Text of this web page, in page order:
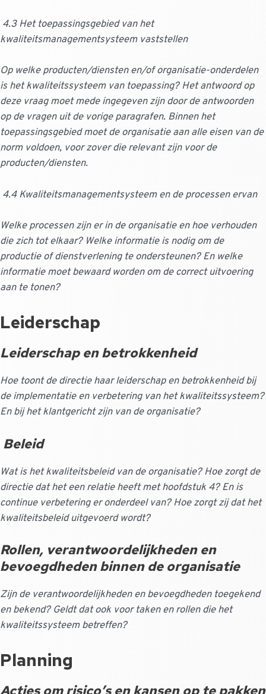
4.3 Het toepassingsgebied van het
kwaliteitsmanagementsysteem vaststellen
Op welke producten/diensten en/of organisatie-onderdelen
is het kwaliteitssysteem van toepassing? Het antwoord op
deze vraag moet mede ingegeven zijn door de antwoorden
op de vragen uit de vorige paragrafen. Binnen het
toepassingsgebied moet de organisatie aan alle eisen van de
norm voldoen, voor zover die relevant zijn voor de
producten/diensten.
4.4 Kwaliteitsmanagementsysteem en de processen ervan
Welke processen zijn er in de organisatie en hoe verhouden
die zich tot elkaar? Welke informatie is nodig om de
productie of dienstverlening te ondersteunen? En welke
informatie moet bewaard worden om de correct uitvoering
aan te tonen?
Leiderschap
Leiderschap en betrokkenheid
Hoe toont de directie haar leiderschap en betrokkenheid bij
de implementatie en verbetering van het kwaliteitssysteem?
En bij het klantgericht zijn van de organisatie?
Beleid
Wat is het kwaliteitsbeleid van de organisatie? Hoe zorgt de
directie dat het een relatie heeft met hoofdstuk 4? En is
continue verbetering er onderdeel van? Hoe zorgt zij dat het
kwaliteitsbeleid uitgevoerd wordt?
Rollen, verantwoordelijkheden en
bevoegdheden binnen de organisatie
Zijn de verantwoordelijkheden en bevoegdheden toegekend
en bekend? Geldt dat ook voor taken en rollen die het
kwaliteitssysteem betreffen?
Planning